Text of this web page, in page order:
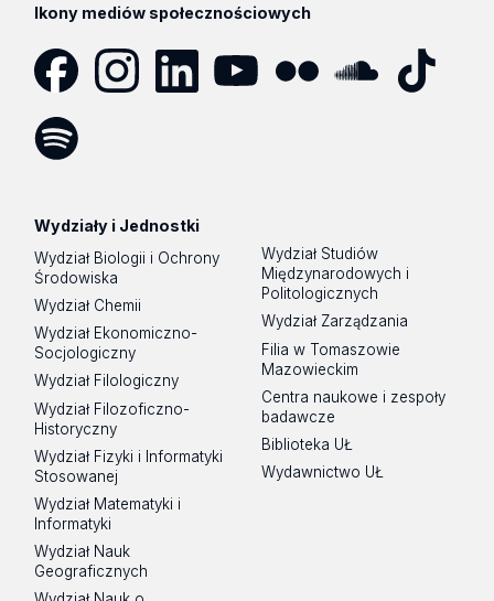
Ikony mediów społecznościowych
Wydziały i Jednostki
Wydział Biologii i Ochrony
Środowiska
Wydział Chemii
Wydział Ekonomiczno-
Socjologiczny
Wydział Filologiczny
Wydział Filozoficzno-
Historyczny
Wydział Fizyki i Informatyki
Stosowanej
Wydział Matematyki i
Informatyki
Wydział Nauk
Geograficznych
Wydział Studiów
Międzynarodowych i
Politologicznych
Wydział Zarządzania
Filia w Tomaszowie
Mazowieckim
Centra naukowe i zespoły
badawcze
Biblioteka UŁ
Wydawnictwo UŁ